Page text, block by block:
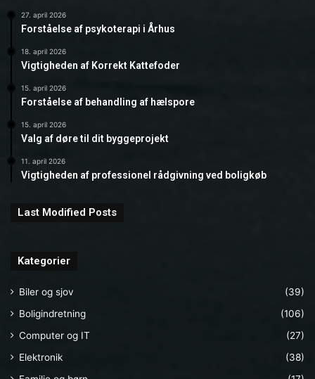
27. april 2026
Forståelse af psykoterapi i Århus
18. april 2026
Vigtigheden af Korrekt Kattefoder
15. april 2026
Forståelse af behandling af hælspore
15. april 2026
Valg af døre til dit byggeprojekt
11. april 2026
Vigtigheden af professionel rådgivning ved boligkøb
Last Modified Posts
Kategorier
Biler og sjov
(39)
Boligindretning
(106)
Computer og IT
(27)
Elektronik
(38)